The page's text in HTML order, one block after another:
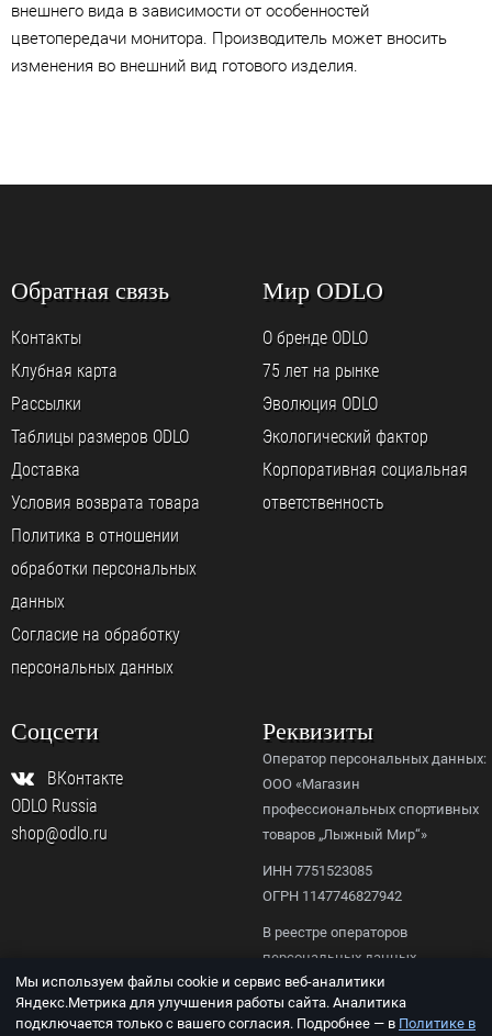
внешнего вида в зависимости от особенностей
цветопередачи монитора. Производитель может вносить
изменения во внешний вид готового изделия.
Обратная связь
Контакты
Клубная карта
Рассылки
Таблицы размеров ODLO
Доставка
Условия возврата товара
Политика в отношении
обработки персональных
данных
Согласие на обработку
персональных данных
Мир ODLO
О бренде ODLO
75 лет на рынке
Эволюция ODLO
Экологический фактор
Корпоративная социальная
ответственность
Соцсети
ВКонтакте
ODLO Russia
shop@odlo.ru
Реквизиты
Оператор персональных данных:
ООО «Магазин
профессиональных спортивных
товаров „Лыжный Мир“»
ИНН 7751523085
ОГРН 1147746827942
В реестре операторов
персональных данных
Роскомнадзора,
рег. № 77-23-156092.
Мы используем файлы cookie и сервис веб-аналитики
Яндекс.Метрика для улучшения работы сайта. Аналитика
подключается только с вашего согласия. Подробнее — в Политике в